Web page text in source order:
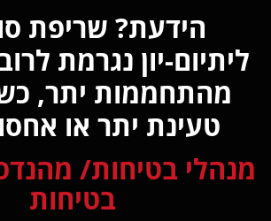
הידעת? שריפת
ליתיום-יון נגרמת
מהתחממות יתר,
טעינת יתר או
מנהלי בטיחות/
בטיחות